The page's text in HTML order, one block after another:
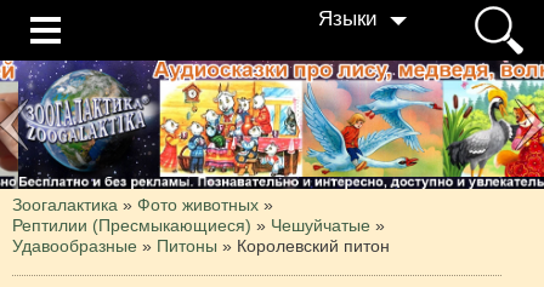
Языки
Зоогалактика » Фото животных »
Рептилии (Пресмыкающиеся) » Чешуйчатые »
Удавообразные » Питоны » Королевский питон